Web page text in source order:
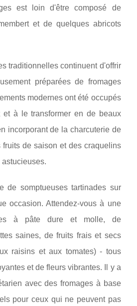
est loin d'être composé de
et de quelques abricots
traditionnelles continuent d'offrir
préparées de fromages
modernes ont été occupés
et à le transformer en de beaux
incorporant de la charcuterie de
de saison et des craquelins
de somptueuses tartinades sur
occasion. Attendez-vous à une
à pâte dure et molle, de
saines, de fruits frais et secs
raisins et aux tomates) - tous
et de fleurs vibrantes. Il y a
avec des fromages à base
pour ceux qui ne peuvent pas